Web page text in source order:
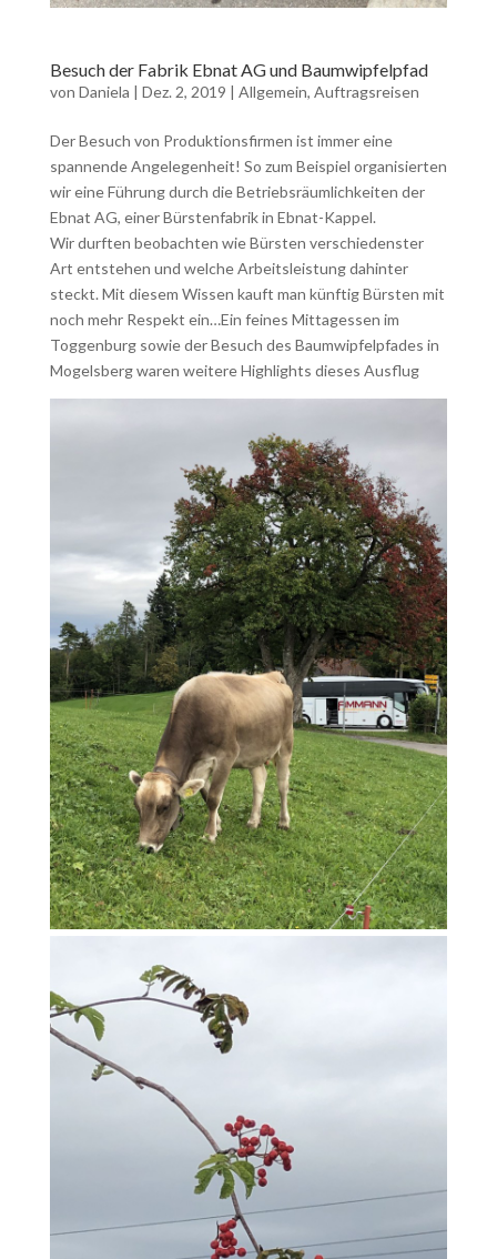
Besuch der Fabrik Ebnat AG und Baumwipfelpfad
von Daniela | Dez. 2, 2019 | Allgemein, Auftragsreisen
Der Besuch von Produktionsfirmen ist immer eine
spannende Angelegenheit! So zum Beispiel organisierten
wir eine Führung durch die Betriebsräumlichkeiten der
Ebnat AG, einer Bürstenfabrik in Ebnat-Kappel.
Wir durften beobachten wie Bürsten verschiedenster
Art entstehen und welche Arbeitsleistung dahinter
steckt. Mit diesem Wissen kauft man künftig Bürsten mit
noch mehr Respekt ein…Ein feines Mittagessen im
Toggenburg sowie der Besuch des Baumwipfelpfades in
Mogelsberg waren weitere Highlights dieses Ausflug